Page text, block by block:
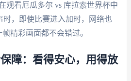
观看厄瓜多尔 vs 库拉索世界杯中
时，即使比赛进入加时，网络也
精彩画面都不会错过。
障：看得安心，用得放